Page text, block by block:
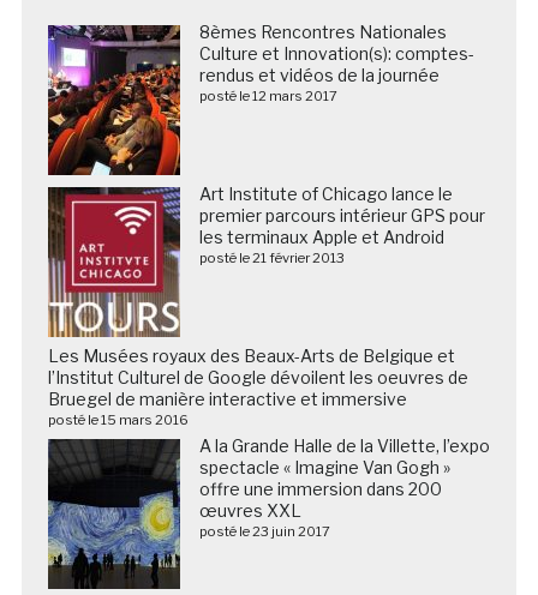
8èmes Rencontres Nationales
Culture et Innovation(s): comptes-
rendus et vidéos de la journée
posté le 12 mars 2017
Art Institute of Chicago lance le
premier parcours intérieur GPS pour
les terminaux Apple et Android
posté le 21 février 2013
Les Musées royaux des Beaux-Arts de Belgique et
l’Institut Culturel de Google dévoilent les oeuvres de
Bruegel de manière interactive et immersive
posté le 15 mars 2016
A la Grande Halle de la Villette, l’expo
spectacle « Imagine Van Gogh »
offre une immersion dans 200
œuvres XXL
posté le 23 juin 2017